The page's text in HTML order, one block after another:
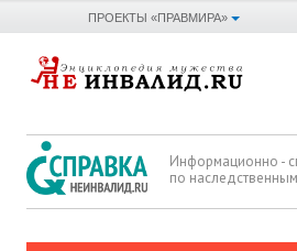
ПРОЕКТЫ «ПРАВМИРА»
Информационно -
по